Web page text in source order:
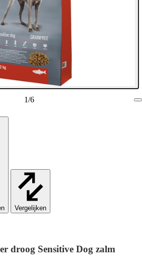
1/6
Vergelijken
droog Sensitive Dog zalm